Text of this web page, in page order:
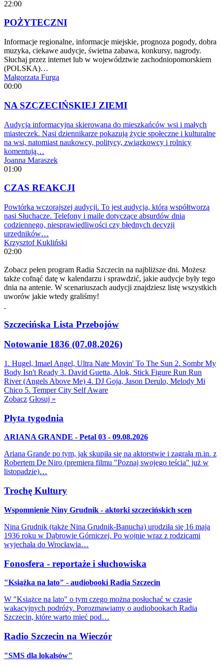
22:00
POŻYTECZNI
Informacje regionalne, informacje miejskie, prognoza pogody, dobra
muzyka, ciekawe audycje, świetna zabawa, konkursy, nagrody.
Słuchaj przez internet lub w województwie zachodniopomorskiem
(POLSKA)…
Małgorzata Furga
00:00
NA SZCZECIŃSKIEJ ZIEMI
Audycja informacyjna skierowana do mieszkańców wsi i małych
miasteczek. Nasi dziennikarze pokazują życie społeczne i kulturalne
na wsi, natomiast naukowcy, politycy, związkowcy i rolnicy
komentują…
Joanna Maraszek
01:00
CZAS REAKCJI
Powtórka wczorajszej audycji. To jest audycja, którą współtworzą
nasi Słuchacze. Telefony i maile dotyczące absurdów dnia
codziennego, niesprawiedliwości czy błędnych decyzji
urzędników…
Krzysztof Kukliński
02:00
Zobacz pełen program Radia Szczecin na najbliższe dni. Możesz
także cofnąć datę w kalendarzu i sprawdzić, jakie audycje były tego
dnia na antenie. W scenariuszach audycji znajdziesz listę wszystkich
uworów jakie wtedy graliśmy!
Szczecińska Lista Przebojów
Notowanie 1836 (07.08.2026)
1. Hugel, Imael Angel, Ultra Nate Movin' To The Sun 2. Sombr My
Body Isn't Ready 3. David Guetta, Alok, Stick Figure Run Run
River (Angels Above Me) 4. DJ Goja, Jason Derulo, Melody Mi
Chico 5. Temper City Self Aware
Zobacz Głosuj »
Płyta tygodnia
ARIANA GRANDE - Petal 03 - 09.08.2026
Ariana Grande po tym, jak skupiła się na aktorstwie i zagrała m.in. z
Robertem De Niro (premiera filmu "Poznaj swojego teścia" już w
listopadzie)…
Trochę Kultury
Wspomnienie Niny Grudnik - aktorki szczecińskich scen
Nina Grudnik (także Nina Grudnik-Banucha) urodziła się 16 maja
1936 roku w Dąbrowie Górniczej. Po wojnie wraz z rodzicami
wyjechała do Wrocławia…
Fonosfera - reportaże i słuchowiska
"Książka na lato" - audiobooki Radia Szczecin
W "Książce na lato" o tym czego można posłuchać w czasie
wakacyjnych podróży. Porozmawiamy o audiobookach Radia
Szczecin, które warto mieć pod…
Radio Szczecin na Wieczór
"SMS dla lokalsów"